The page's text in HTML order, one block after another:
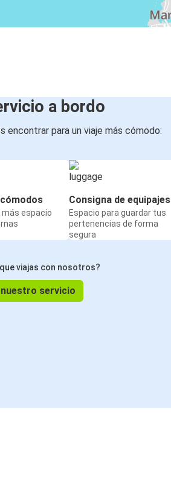
a bordo
encontrar para un viaje más cómodo:
espacio
Consigna de equipajes
Espacio para guardar tus
pertenencias de forma
segura
viajas con nosotros?
servicio